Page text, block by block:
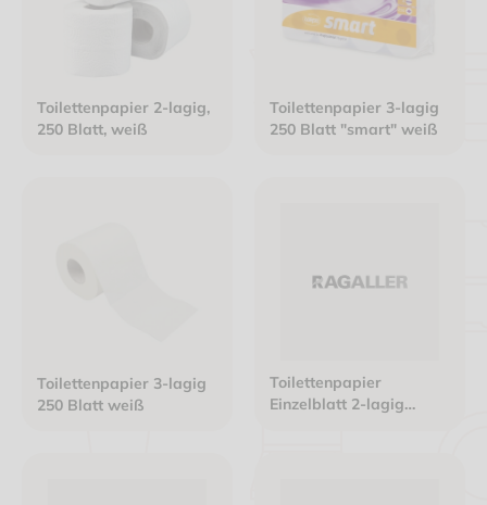
Toilettenpapier 2-lagig,
250 Blatt, weiß
Toilettenpapier 3-lagig
250 Blatt "smart" weiß
Toilettenpapier 3-lagig
250 Blatt weiß
Toilettenpapier
Einzelblatt 2-lagig